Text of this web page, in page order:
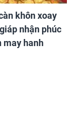
khôn xoay
nhận phúc
may hanh